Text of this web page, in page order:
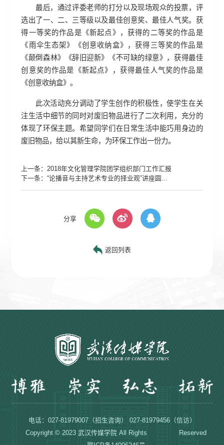
最后，通过评委老师的打分以及现场观众的投票，评
选出了一、二、三等级以及最佳创意奖、最佳人气奖。获
得一等奖的作品是《新起点》，获得的二等奖的作品是
《雨伞生态架》《创意收纳盒》，获得三等奖的作品是
《颠倒森林》《辞旧迎新》《不可缺的绿意》，获得最佳
创意奖的作品是《新起点》，获得最佳人气奖的作品是
《创意收纳盒》。
此次活动充分调动了学生创作的积极性，使学生在关
注生活中细节的同时对废旧物品进行了二次利用，充分的
体现了环保主题。希望同学们在日常生活中能巧用身边的
废旧物品，给以其新生命，为环保工作出一份力。
上一条： 2018年文化管理学院团学组织部门工作汇报
下一条：“论播音与主持艺术专业的择业观”讲座圆...
分享
返回列表
电话：027-81979007（招生咨询） 027-81979456（信访）
Copyright © 2023 武汉传媒学院 All Rights Reserved